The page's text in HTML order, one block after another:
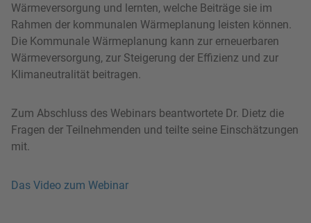
Wärmeversorgung und lernten, welche Beiträge sie im
Rahmen der kommunalen Wärmeplanung leisten können.
Die Kommunale Wärmeplanung kann zur erneuerbaren
Wärmeversorgung, zur Steigerung der Effizienz und zur
Klimaneutralität beitragen.
Zum Abschluss des Webinars beantwortete Dr. Dietz die
Fragen der Teilnehmenden und teilte seine Einschätzungen
mit.
Das Video zum Webinar